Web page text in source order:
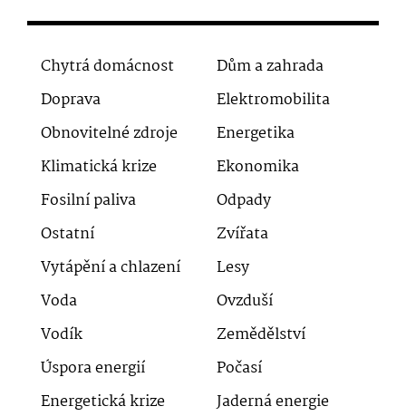
Chytrá domácnost
Dům a zahrada
Doprava
Elektromobilita
Obnovitelné zdroje
Energetika
Klimatická krize
Ekonomika
Fosilní paliva
Odpady
Ostatní
Zvířata
Vytápění a chlazení
Lesy
Voda
Ovzduší
Vodík
Zemědělství
Úspora energií
Počasí
Energetická krize
Jaderná energie